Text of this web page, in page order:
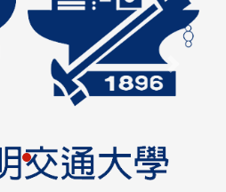
Next